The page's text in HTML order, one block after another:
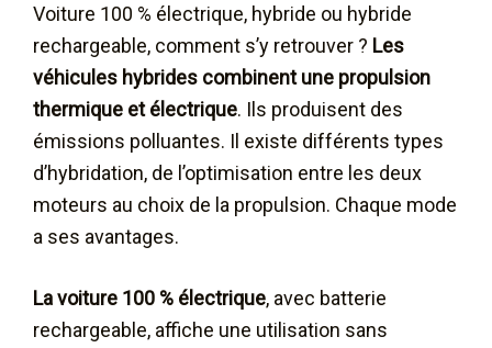
Voiture 100 % électrique, hybride ou hybride
rechargeable, comment s’y retrouver ? Les
véhicules hybrides combinent une propulsion
thermique et électrique. Ils produisent des
émissions polluantes. Il existe différents types
d’hybridation, de l’optimisation entre les deux
moteurs au choix de la propulsion. Chaque mode
a ses avantages.
La voiture 100 % électrique, avec batterie
rechargeable, affiche une utilisation sans